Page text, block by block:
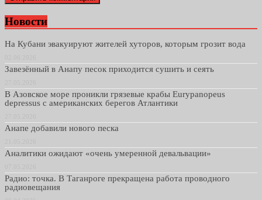
Новости
На Кубани эвакуируют жителей хуторов, которым грозит вода
Завезённый в Анапу песок приходится сушить и сеять
В Азовское море проникли грязевые крабы Eurypanopeus
depressus с американских берегов Атлантики
Анапе добавили нового песка
Аналитики ожидают «очень умеренной девальвации»
Радио: точка. В Таганроге прекращена работа проводного
радиовещания